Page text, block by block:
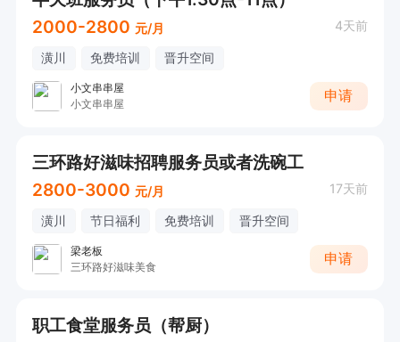
2000-2800 元/月 4天前
潢川 免费培训 晋升空间
小文串串屋
小文串串屋
申请
三环路好滋味招聘服务员或者洗碗工
2800-3000 元/月 17天前
潢川 节日福利 免费培训 晋升空间
梁老板
三环路好滋味美食
申请
职工食堂服务员（帮厨）